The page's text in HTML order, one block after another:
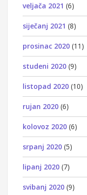
veljača 2021 (6)
siječanj 2021 (8)
prosinac 2020 (11)
studeni 2020 (9)
listopad 2020 (10)
rujan 2020 (6)
kolovoz 2020 (6)
srpanj 2020 (5)
lipanj 2020 (7)
svibanj 2020 (9)